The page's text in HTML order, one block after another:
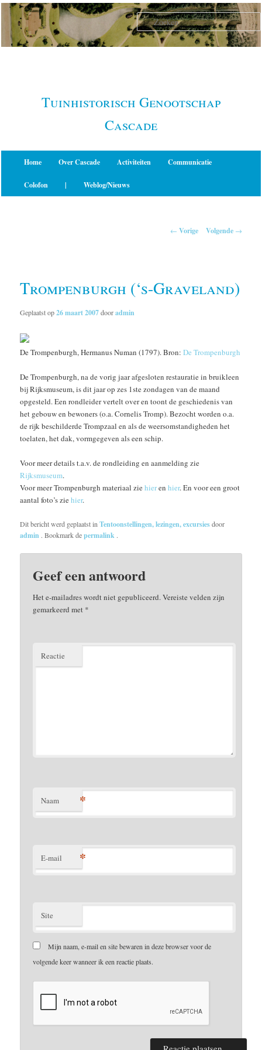
Spring
naar
primaire
Tuinhistorisch Genootschap
Cascade
Home Over Cascade Activiteiten Communicatie
Colofon | Weblog/Nieuws
← Vorige Volgende →
Trompenburgh (‘s-Graveland)
Geplaatst op26 maart 2007dooradmin
De Trompenburgh, Hermanus Numan (1797). Bron:De Trompenburgh
De Trompenburgh, na de vorig jaar afgesloten restauratie in bruikleen
bij Rijksmuseum, is dit jaar op zes 1ste zondagen van de maand
opgesteld. Een rondleider vertelt over en toont de geschiedenis van
het gebouw en bewoners (o.a. Cornelis Tromp). Bezocht worden o.a.
de rijk beschilderde Trompzaal en als de weersomstandigheden het
toelaten, het dak, vormgegeven als een schip.
Voor meer details t.a.v. de rondleiding en aanmelding zie
Rijksmuseum.
Voor meer Trompenburgh materiaal ziehierenhier. En voor een groot
aantal foto’s ziehier.
Dit bericht werd geplaatst inTentoonstellingen, lezingen, excursiesdoor
admin . Bookmark depermalink .
Geef een antwoord
Het e-mailadres wordt niet gepubliceerd. Vereiste velden zijn
gemarkeerd met *
Reactie
Naam *
E-mail *
Site
Mijn naam, e-mail en site bewaren in deze browser voor de
volgende keer wanneer ik een reactie plaats.